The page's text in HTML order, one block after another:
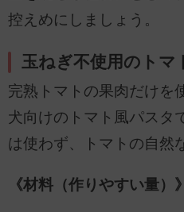
控えめにしましょう。
玉ねぎ不使用のトマ
完熟トマトの果肉だけを
犬向けのトマト風パスタ
は使わず、トマトの自然
《材料（作りやすい量）》